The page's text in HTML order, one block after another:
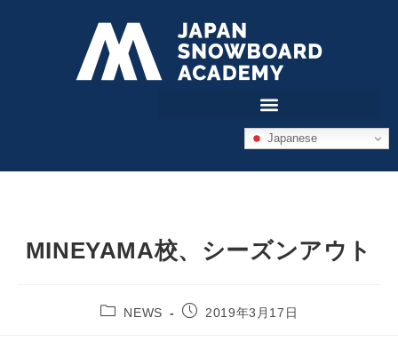
Japanese
MINEYAMA校、シーズンアウト
NEWS 2019年3月17日